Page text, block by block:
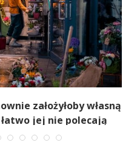
założyłoby własną
jej nie polecają